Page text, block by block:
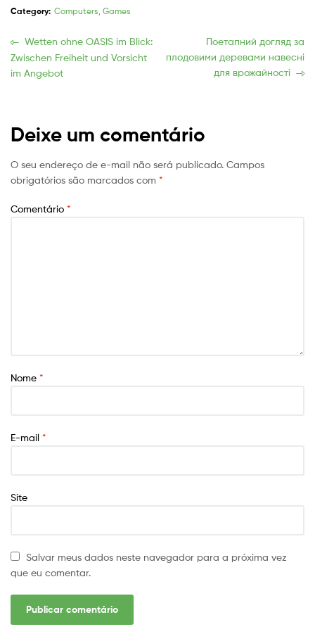
Category: Computers, Games
Navegação
de
Previous
post:
Wetten ohne OASIS im Blick:
Zwischen Freiheit und Vorsicht
im Angebot
Próxima
publicação:
Поетапний догляд за
плодовими деревами навесні
для врожайності
Deixe um comentário
O seu endereço de e-mail não será publicado. Campos
obrigatórios são marcados com *
Comentário *
Nome *
E-mail *
Site
Salvar meus dados neste navegador para a próxima vez
que eu comentar.